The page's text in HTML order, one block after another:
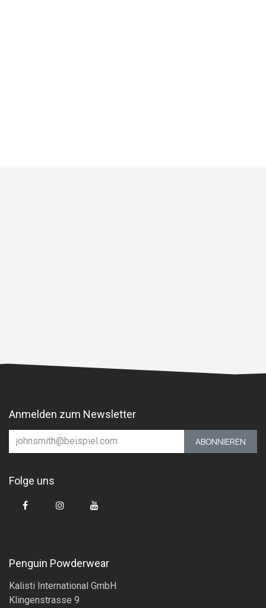
Anmelden zum Newsletter
ABONNIEREN
Folge uns
Penguin Powderwear
Kalisti International GmbH
Klingenstrasse 9